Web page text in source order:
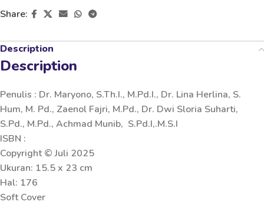
Share:
Description
Description
Penulis : Dr. Maryono, S.Th.I., M.Pd.I., Dr. Lina Herlina, S.
Hum, M. Pd., Zaenol Fajri, M.Pd., Dr. Dwi Sloria Suharti,
S.Pd., M.Pd., Achmad Munib, S.Pd.I,.M.S.I
ISBN :
Copyright © Juli 2025
Ukuran: 15.5 x 23 cm
Hal: 176
Soft Cover